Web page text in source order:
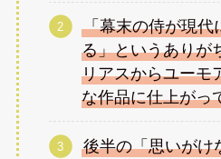
「幕末の侍が現代
る」というありが
リアスからユーモ
な作品に仕上がっ
後半の「思いがけ